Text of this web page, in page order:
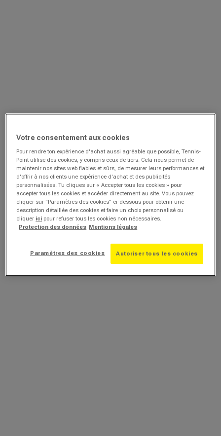
Votre consentement aux cookies
Pour rendre ton expérience d'achat aussi agréable que possible, Tennis-
Point utilise des cookies, y compris ceux de tiers. Cela nous permet de
maintenir nos sites web fiables et sûrs, de mesurer leurs performances et
d'offrir à nos clients une expérience d'achat et des publicités
personnalisées. Tu cliques sur « Accepter tous les cookies » pour
accepter tous les cookies et accéder directement au site. Vous pouvez
cliquer sur "Paramètres des cookies" ci-dessous pour obtenir une
description détaillée des cookies et faire un choix personnalisé ou
cliquer ici pour refuser tous les cookies non nécessaires.
Protection des données Mentions légales
Paramètres des cookies Autoriser tous les cookies